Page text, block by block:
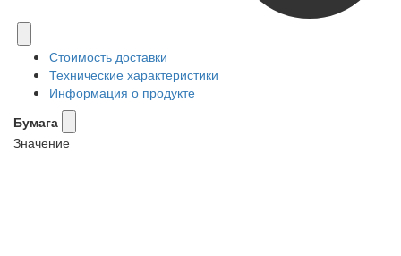
Стоимость доставки
Технические характеристики
Информация о продукте
Бумага
Значение